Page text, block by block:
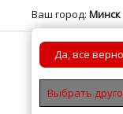
Ваш город: Минск
Да, все верно
Выбрать